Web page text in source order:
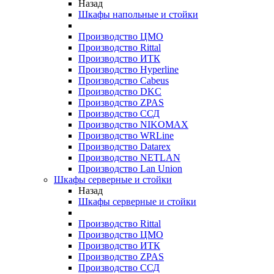
Назад
Шкафы напольные и стойки
Производство ЦМО
Производство Rittal
Производство ИТК
Производство Hyperline
Производство Cabeus
Производство DKC
Производство ZPAS
Производство ССД
Производство NIKOMAX
Производство WRLine
Производство Datarex
Производство NETLAN
Производство Lan Union
Шкафы серверные и стойки
Назад
Шкафы серверные и стойки
Производство Rittal
Производство ЦМО
Производство ИТК
Производство ZPAS
Производство ССД